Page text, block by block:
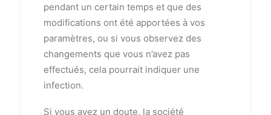
pendant un certain temps et que des
modifications ont été apportées à vos
paramètres, ou si vous observez des
changements que vous n’avez pas
effectués, cela pourrait indiquer une
infection.
Si vous avez un doute, la société